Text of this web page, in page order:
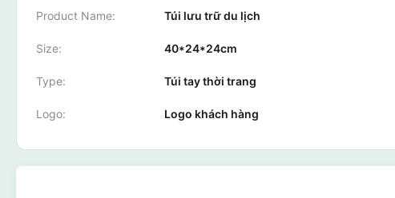
Product Name: Túi lưu trữ du lịch
Size: 40*24*24cm
Type: Túi tay thời trang
Logo: Logo khách hàng